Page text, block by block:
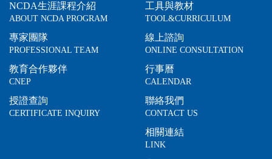
NCDA生涯課程介紹
ABOUT NCDA PROGRAM
專家團隊
PROFESSIONAL TEAM
教育合作夥伴
CNEP
授證查詢
CERTIFICATE INQUIRY
工具與教材
TOOL&CURRICULUM
線上諮詢
ONLINE CONSULTATION
行事曆
CALENDAR
聯絡我們
CONTACT US
相關連結
LINK